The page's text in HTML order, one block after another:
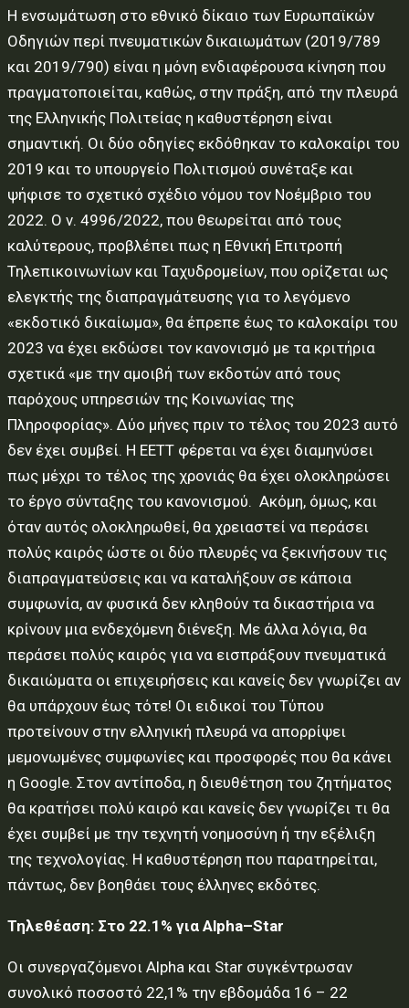
Η ενσωμάτωση στο εθνικό δίκαιο των Ευρωπαϊκών
Οδηγιών περί πνευματικών δικαιωμάτων (2019/789
και 2019/790) είναι η μόνη ενδιαφέρουσα κίνηση που
πραγματοποιείται, καθώς, στην πράξη, από την πλευρά
της Ελληνικής Πολιτείας η καθυστέρηση είναι
σημαντική. Οι δύο οδηγίες εκδόθηκαν το καλοκαίρι του
2019 και το υπουργείο Πολιτισμού συνέταξε και
ψήφισε το σχετικό σχέδιο νόμου τον Νοέμβριο του
2022. Ο ν. 4996/2022, που θεωρείται από τους
καλύτερους, προβλέπει πως η Εθνική Επιτροπή
Τηλεπικοινωνίων και Ταχυδρομείων, που ορίζεται ως
ελεγκτής της διαπραγμάτευσης για το λεγόμενο
«εκδοτικό δικαίωμα», θα έπρεπε έως το καλοκαίρι του
2023 να έχει εκδώσει τον κανονισμό με τα κριτήρια
σχετικά «με την αμοιβή των εκδοτών από τους
παρόχους υπηρεσιών της Κοινωνίας της
Πληροφορίας». Δύο μήνες πριν το τέλος του 2023 αυτό
δεν έχει συμβεί. Η ΕΕΤΤ φέρεται να έχει διαμηνύσει
πως μέχρι το τέλος της χρονιάς θα έχει ολοκληρώσει
το έργο σύνταξης του κανονισμού. Ακόμη, όμως, και
όταν αυτός ολοκληρωθεί, θα χρειαστεί να περάσει
πολύς καιρός ώστε οι δύο πλευρές να ξεκινήσουν τις
διαπραγματεύσεις και να καταλήξουν σε κάποια
συμφωνία, αν φυσικά δεν κληθούν τα δικαστήρια να
κρίνουν μια ενδεχόμενη διένεξη. Με άλλα λόγια, θα
περάσει πολύς καιρός για να εισπράξουν πνευματικά
δικαιώματα οι επιχειρήσεις και κανείς δεν γνωρίζει αν
θα υπάρχουν έως τότε! Οι ειδικοί του Τύπου
προτείνουν στην ελληνική πλευρά να απορρίψει
μεμονωμένες συμφωνίες και προσφορές που θα κάνει
η Google. Στον αντίποδα, η διευθέτηση του ζητήματος
θα κρατήσει πολύ καιρό και κανείς δεν γνωρίζει τι θα
έχει συμβεί με την τεχνητή νοημοσύνη ή την εξέλιξη
της τεχνολογίας. Η καθυστέρηση που παρατηρείται,
πάντως, δεν βοηθάει τους έλληνες εκδότες.
Τηλεθέαση: Στο 22.1% για Alpha–Star
Οι συνεργαζόμενοι Alpha και Star συγκέντρωσαν
συνολικό ποσοστό 22,1% την εβδομάδα 16 – 22